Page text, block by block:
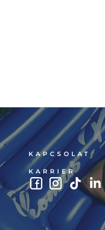
KAPCSOLAT
KARRIER